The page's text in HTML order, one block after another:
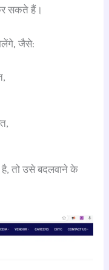
सकते हैं।
जैसे:
है, तो उसे बदलवाने के